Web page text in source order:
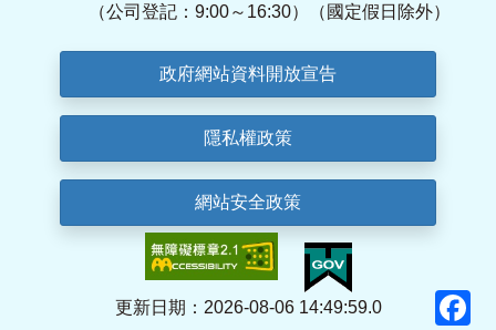
（公司登記：9:00～16:30）（國定假日除外）
政府網站資料開放宣告
隱私權政策
網站安全政策
更新日期：2026-08-06 14:49:59.0